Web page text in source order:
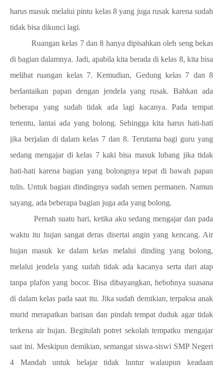
harus masuk melalui pintu kelas 8 yang juga rusak karena sudah
tidak bisa dikunci lagi.
Ruangan kelas 7 dan 8 hanya dipisahkan oleh seng bekas
di bagian dalamnya. Jadi, apabila kita berada di kelas 8, kita bisa
melihat ruangan kelas 7. Kemudian, Gedung kelas 7 dan 8
berlantaikan papan dengan jendela yang rusak. Bahkan ada
beberapa yang sudah tidak ada lagi kacanya. Pada tempat
tertentu, lantai ada yang bolong. Sehingga kita harus hati-hati
jika berjalan di dalam kelas 7 dan 8. Terutama bagi guru yang
sedang mengajar di kelas 7 kaki bisa masuk lubang jika tidak
hati-hati karena bagian yang bolongnya tepat di bawah papan
tulis. Untuk bagian dindingnya sudah semen permanen. Namun
sayang, ada beberapa bagian juga ada yang bolong.
Pernah suatu hari, ketika aku sedang mengajar dan pada
waktu itu hujan sangat deras disertai angin yang kencang. Air
hujan masuk ke dalam kelas melalui dinding yang bolong,
melalui jendela yang sudah tidak ada kacanya serta dari atap
tanpa plafon yang bocor. Bisa dibayangkan, hebohnya suasana
di dalam kelas pada saat itu. Jika sudah demikian, terpaksa anak
murid merapatkan barisan dan pindah tempat duduk agar tidak
terkena air hujan. Begitulah potret sekolah tempatku mengajar
saat ini. Meskipun demikian, semangat siswa-siswi SMP Negeri
4 Mandah untuk belajar tidak luntur walaupun keadaan